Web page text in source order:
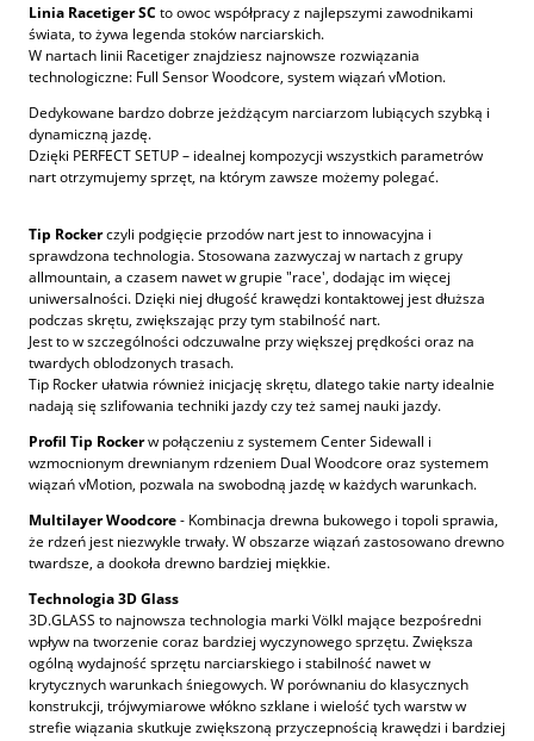
Linia Racetiger SC to owoc współpracy z najlepszymi zawodnikami
świata, to żywa legenda stoków narciarskich.
W nartach linii Racetiger znajdziesz najnowsze rozwiązania
technologiczne: Full Sensor Woodcore, system wiązań vMotion.
Dedykowane bardzo dobrze jeżdżącym narciarzom lubiących szybką i
dynamiczną jazdę.
Dzięki PERFECT SETUP – idealnej kompozycji wszystkich parametrów
nart otrzymujemy sprzęt, na którym zawsze możemy polegać.
Tip Rockerczyli podgięcie przodów nart jest to innowacyjna i
sprawdzona technologia. Stosowana zazwyczaj w nartach z grupy
allmountain, a czasem nawet w grupie "race', dodając im więcej
uniwersalności. Dzięki niej długość krawędzi kontaktowej jest dłuższa
podczas skrętu, zwiększając przy tym stabilność nart.
Jest to w szczególności odczuwalne przy większej prędkości oraz na
twardych oblodzonych trasach.
Tip Rocker ułatwia również inicjację skrętu, dlatego takie narty idealnie
nadają się szlifowania techniki jazdy czy też samej nauki jazdy.
Profil Tip Rockerw połączeniu z systemem Center Sidewall i
wzmocnionym drewnianym rdzeniem Dual Woodcore oraz systemem
wiązań vMotion, pozwala na swobodną jazdę w każdych warunkach.
Multilayer Woodcore- Kombinacja drewna bukowego i topoli sprawia,
że rdzeń jest niezwykle trwały. W obszarze wiązań zastosowano drewno
twardsze, a dookoła drewno bardziej miękkie.
Technologia 3D Glass
3D.GLASS to najnowsza technologia marki Völkl mające bezpośredni
wpływ na tworzenie coraz bardziej wyczynowego sprzętu. Zwiększa
ogólną wydajność sprzętu narciarskiego i stabilność nawet w
krytycznych warunkach śniegowych. W porównaniu do klasycznych
konstrukcji, trójwymiarowe włókno szklane i wielość tych warstw w
strefie wiązania skutkuje zwiększoną przyczepnością krawędzi i bardziej